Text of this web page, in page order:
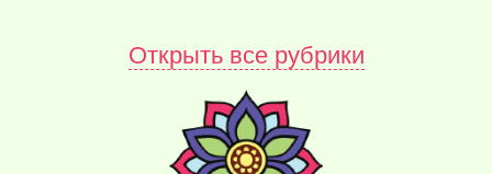
Открыть все рубрики